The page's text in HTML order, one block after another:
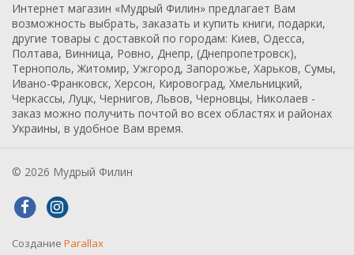
Интернет магазин «Мудрый Филин» предлагает Вам
возможность выбрать, заказать и купить книги, подарки,
другие товары с доставкой по городам: Киев, Одесса,
Полтава, Винница, Ровно, Днепр, (Днепропетровск),
Тернополь, Житомир, Ужгород, Запорожье, Харьков, Сумы,
Ивано-Франковск, Херсон, Кировоград, Хмельницкий,
Черкассы, Луцк, Чернигов, Львов, Черновцы, Николаев -
заказ можно получить почтой во всех областях и районах
Украины, в удобное Вам время.
© 2026 Мудрый Филин
Создание Parallax